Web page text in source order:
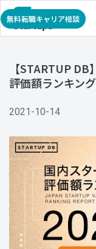
無料転職キャリア相談
【STARTUP
評価額ランキン
2021-10-14